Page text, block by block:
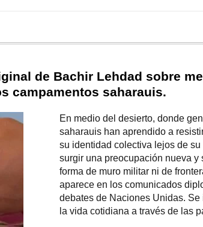
de Bachir Lehdad sobre
campamentos saharauis.
En medio del desierto, donde
saharauis han aprendido a
su identidad colectiva lejos de su
surgir una preocupación nueva y
forma de muro militar ni de
aparece en los comunicados
debates de Naciones Unidas.
la vida cotidiana a través de las